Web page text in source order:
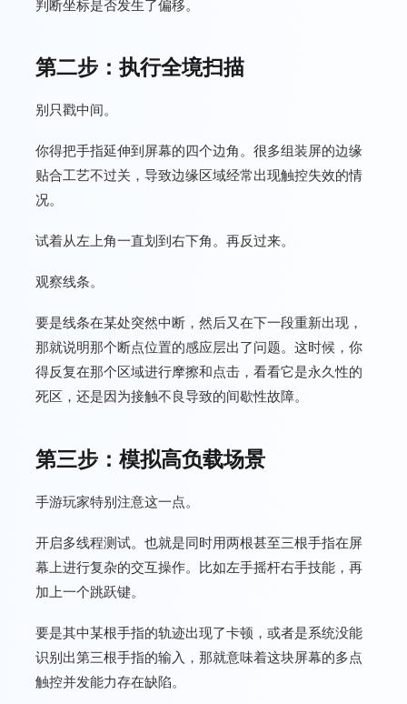
判断坐标是否发生了偏移。
第二步：执行全境扫描
别只戳中间。
你得把手指延伸到屏幕的四个边角。很多组装屏的边缘
贴合工艺不过关，导致边缘区域经常出现触控失效的情
况。
试着从左上角一直划到右下角。再反过来。
观察线条。
要是线条在某处突然中断，然后又在下一段重新出现，
那就说明那个断点位置的感应层出了问题。这时候，你
得反复在那个区域进行摩擦和点击，看看它是永久性的
死区，还是因为接触不良导致的间歇性故障。
第三步：模拟高负载场景
手游玩家特别注意这一点。
开启多线程测试。也就是同时用两根甚至三根手指在屏
幕上进行复杂的交互操作。比如左手摇杆右手技能，再
加上一个跳跃键。
要是其中某根手指的轨迹出现了卡顿，或者是系统没能
识别出第三根手指的输入，那就意味着这块屏幕的多点
触控并发能力存在缺陷。